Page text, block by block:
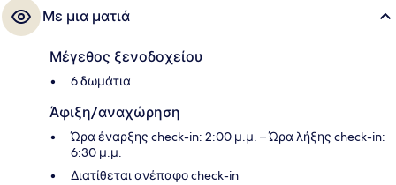
Με μια ματιά
Μέγεθος ξενοδοχείου
6 δωμάτια
Άφιξη/αναχώρηση
Ώρα έναρξης check-in: 2:00 μ.μ. – Ώρα λήξης check-in:
6:30 μ.μ.
Διατίθεται ανέπαφο check-in